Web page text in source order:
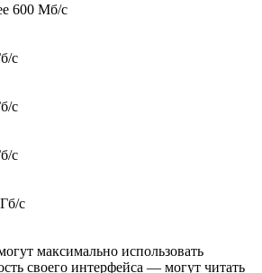
600 Мб/с
с
с
с
с
максимально использовать
своего интерфейса — могут читать